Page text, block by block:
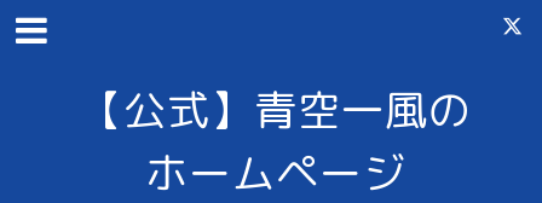
【公式】青空一風の
ホームページ